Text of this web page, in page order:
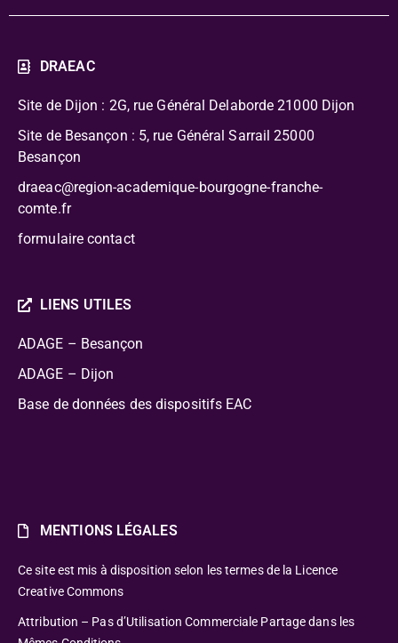
DRAEAC
Site de Dijon : 2G, rue Général Delaborde 21000 Dijon
Site de Besançon : 5, rue Général Sarrail 25000
Besançon
draeac@region-academique-bourgogne-franche-
comte.fr
formulaire contact
LIENS UTILES
ADAGE – Besançon
ADAGE – Dijon
Base de données des dispositifs EAC
MENTIONS LÉGALES
Ce site est mis à disposition selon les termes de la Licence
Creative Commons
Attribution – Pas d’Utilisation Commerciale Partage dans les